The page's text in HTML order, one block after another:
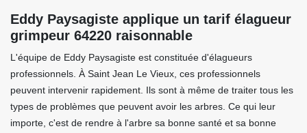
Eddy Paysagiste applique un tarif élagueur
grimpeur 64220 raisonnable
L'équipe de Eddy Paysagiste est constituée d'élagueurs
professionnels. À Saint Jean Le Vieux, ces professionnels
peuvent intervenir rapidement. Ils sont à même de traiter tous les
types de problèmes que peuvent avoir les arbres. Ce qui leur
importe, c'est de rendre à l'arbre sa bonne santé et sa bonne